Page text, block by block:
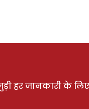
हर जानकारी के